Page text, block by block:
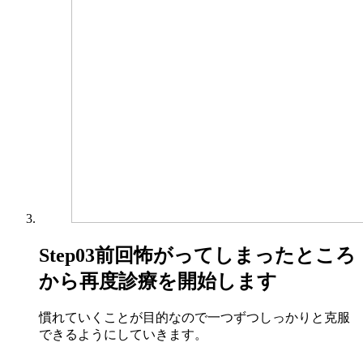
Step03前回怖がってしまったところ
から再度診療を開始します
慣れていくことが目的なので一つずつしっかりと克服
できるようにしていきます。